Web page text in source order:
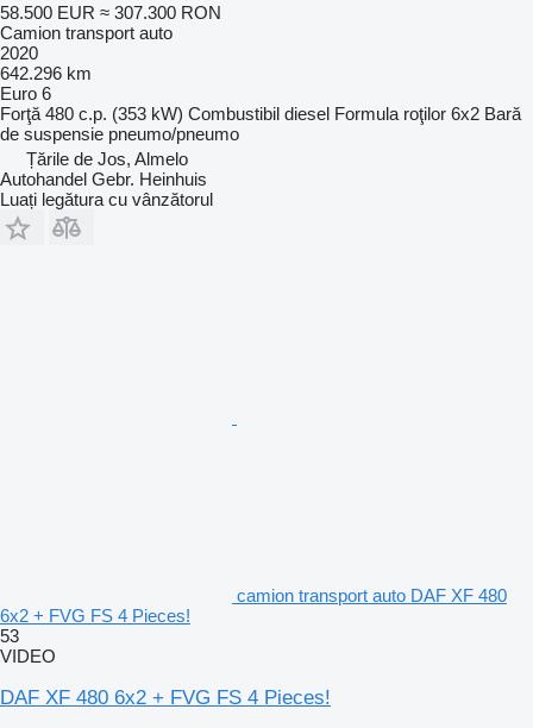
58.500 EUR ≈ 307.300 RON
Camion transport auto
2020
642.296 km
Euro 6
Forţă 480 c.p. (353 kW) Combustibil diesel Formula roţilor 6x2 Bară
de suspensie pneumo/pneumo
Țările de Jos, Almelo
Autohandel Gebr. Heinhuis
Luați legătura cu vânzătorul
camion transport auto DAF XF 480
6x2 + FVG FS 4 Pieces!
53
VIDEO
DAF XF 480 6x2 + FVG FS 4 Pieces!